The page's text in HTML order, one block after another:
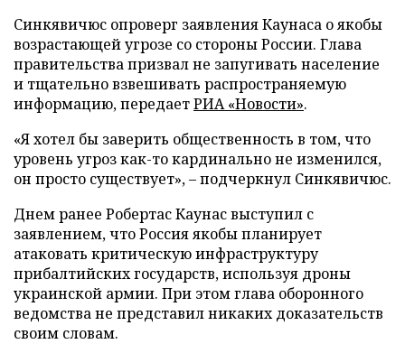
Синкявичюс опроверг заявления Каунаса о якобы
возрастающей угрозе со стороны России. Глава
правительства призвал не запугивать население
и тщательно взвешивать распространяемую
информацию, передаетРИА «Новости».
«Я хотел бы заверить общественность в том, что
уровень угроз как-то кардинально не изменился,
он просто существует», – подчеркнул Синкявичюс.
Днем ранее Робертас Каунас выступил с
заявлением, что Россия якобы планирует
атаковать критическую инфраструктуру
прибалтийских государств, используя дроны
украинской армии. При этом глава оборонного
ведомства не представил никаких доказательств
своим словам.